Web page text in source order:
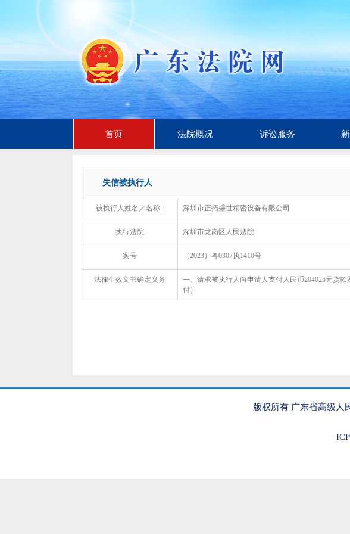
首页 法院概况 诉讼服务
失信被执行人
被执行人姓名／名称 : 深圳市正拓盛世精密设备有限公司
执行法院 深圳市龙岗区人民法院
案号 （2023）粤0307执1410号
法律生效文书确定义务
一、请求被执行人向申请人支付人民币204025元货
付）
版权所有 广东省高级人